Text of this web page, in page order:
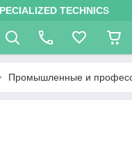
TECHNICS
Промышленные и